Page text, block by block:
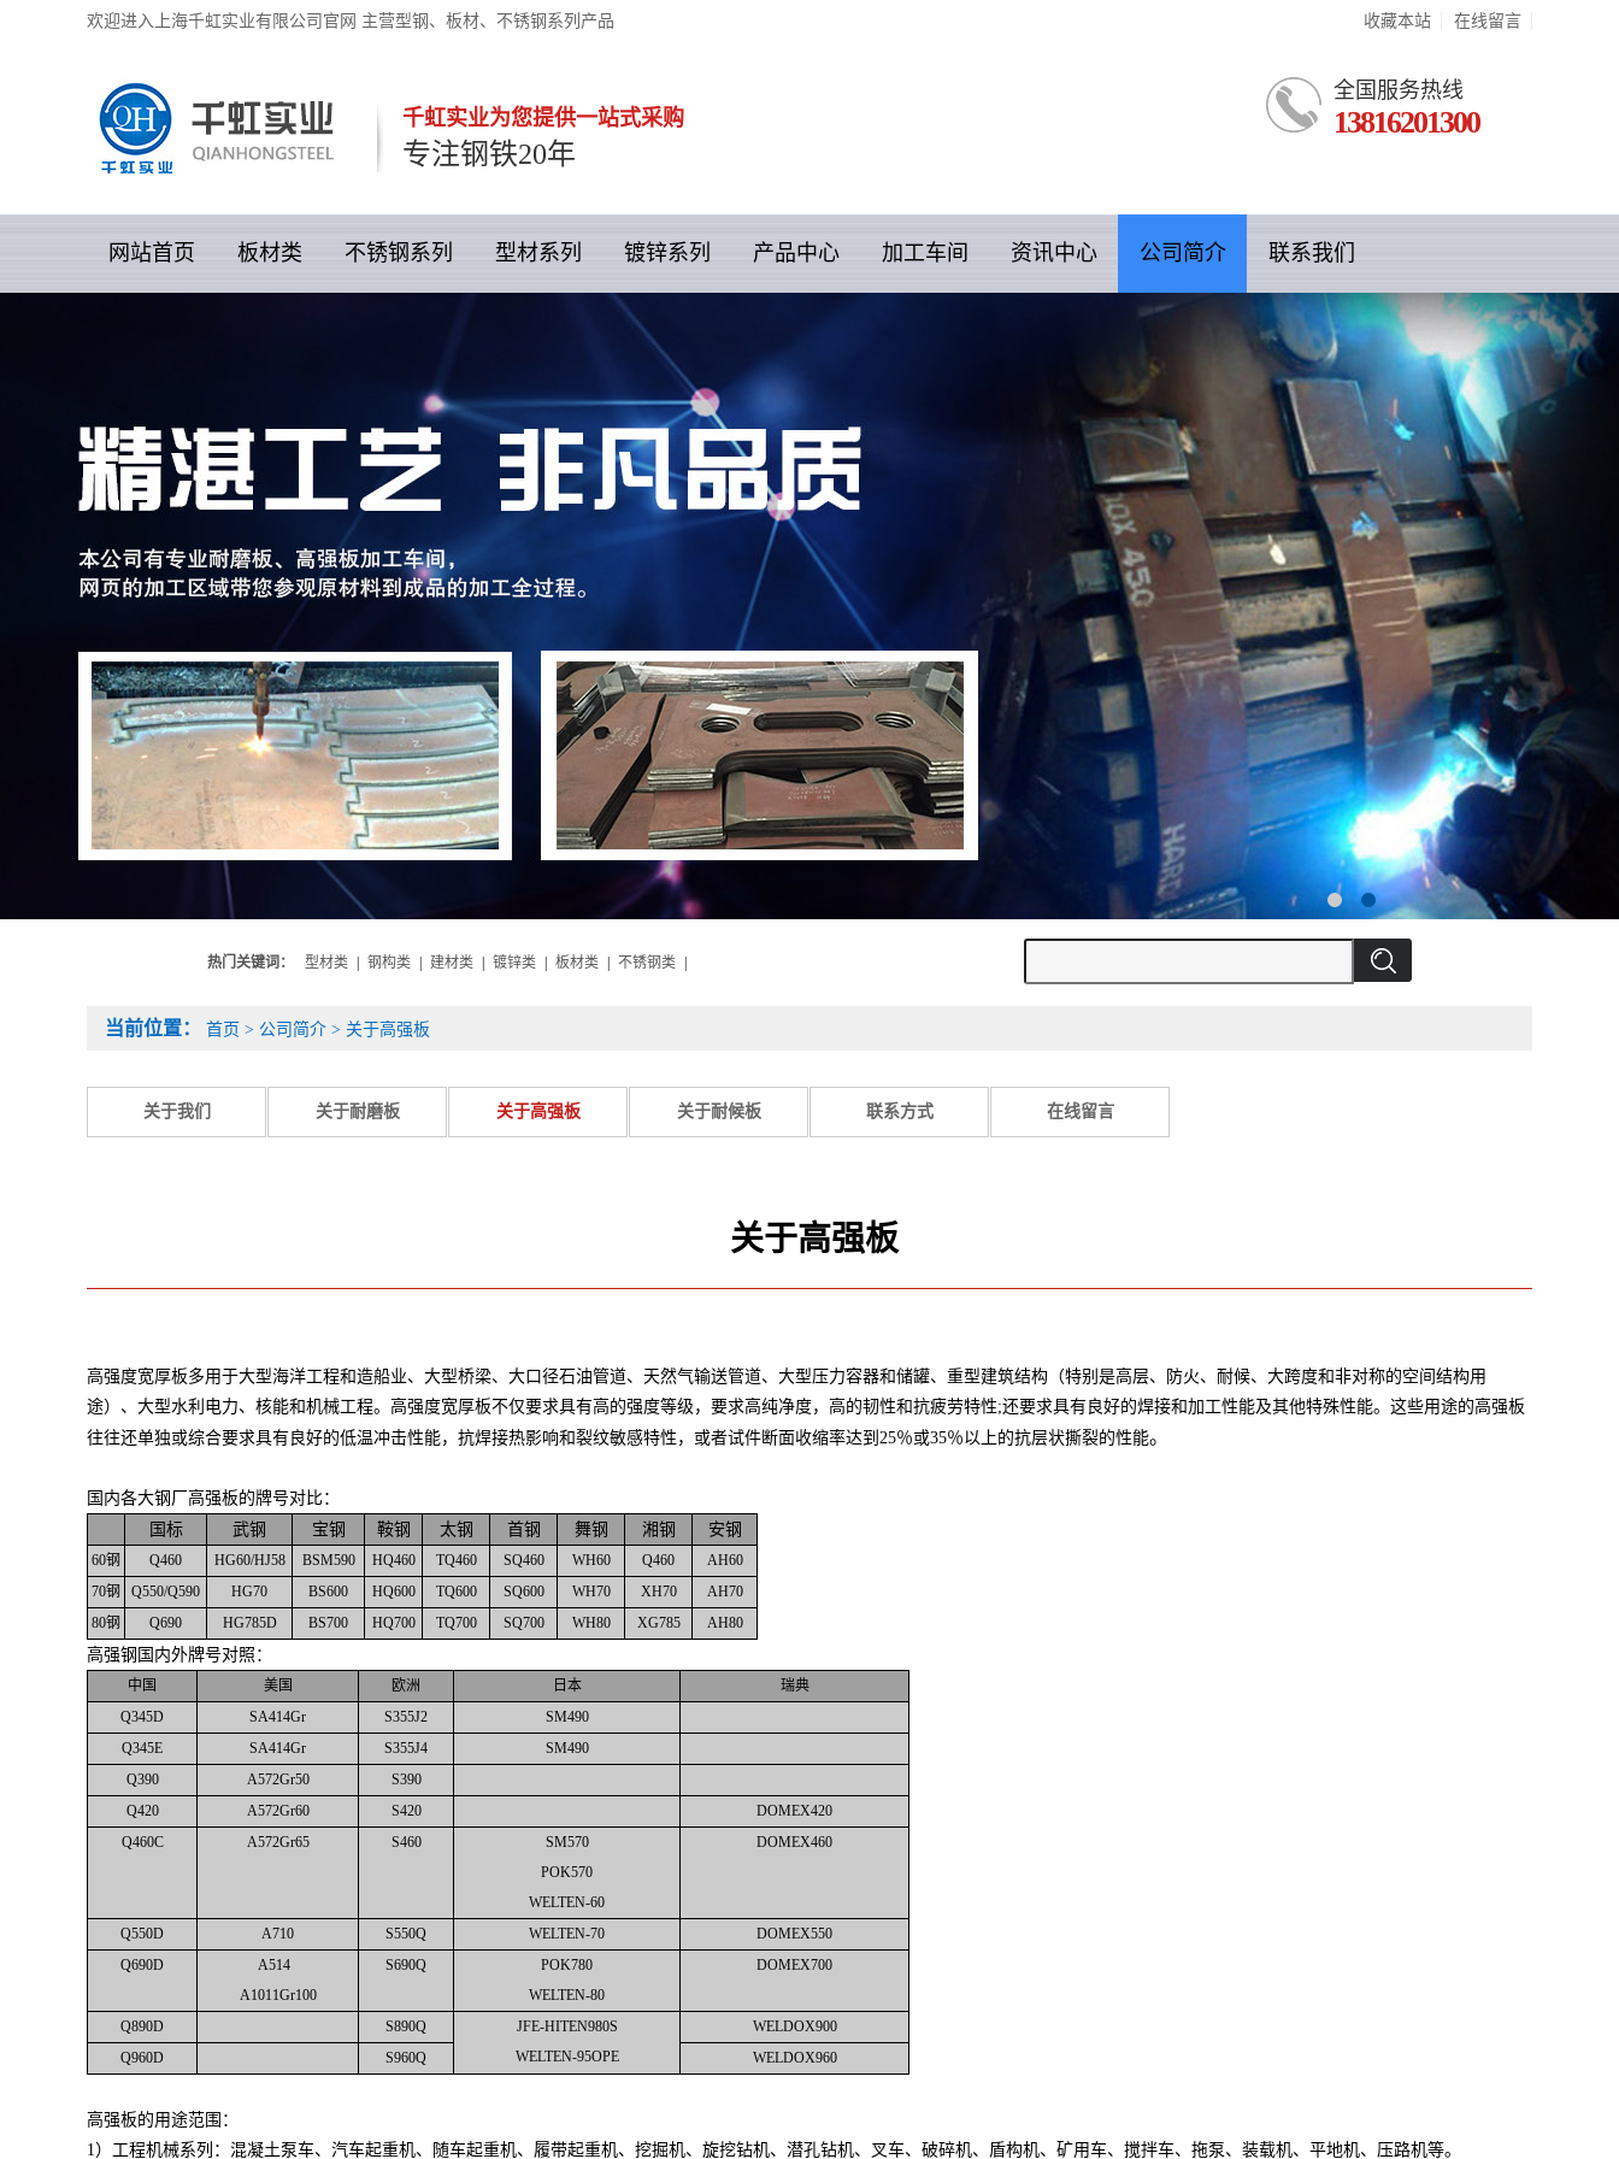
欢迎进入上海千虹实业有限公司官网 主营型钢、板材、不锈钢系列产品 收藏本站 在线留言
千虹实业为您提供一站式采购
专注钢铁20年
全国服务热线
13816201300
网站首页 板材类 不锈钢系列 型材系列 镀锌系列 产品中心 加工车间 资讯中心 公司简介 联系我们
热门关键词： 型材类 钢构类 建材类 镀锌类 板材类 不锈钢类
当前位置： 首页 > 公司简介 > 关于高强板
关于我们 关于耐磨板 关于高强板 关于耐候板 联系方式 在线留言
关于高强板
高强度宽厚板多用于大型海洋工程和造船业、大型桥梁、大口径石油管道、天然气输送管道、大型压力容器和储罐、重型建筑结构（特别是高层、防火、耐候、大跨度和非对称的空间结构用
途）、大型水利电力、核能和机械工程。高强度宽厚板不仅要求具有高的强度等级，要求高纯净度，高的韧性和抗疲劳特性;还要求具有良好的焊接和加工性能及其他特殊性能。这些用途的高强板
往往还单独或综合要求具有良好的低温冲击性能，抗焊接热影响和裂纹敏感特性，或者试件断面收缩率达到25％或35％以上的抗层状撕裂的性能。
国内各大钢厂高强板的牌号对比：
国标
武钢 宝钢 鞍钢 太钢 首钢 舞钢 湘钢 安钢
60钢 Q460 HG60/HJ58 BSM590 HQ460 TQ460 SQ460 WH60 Q460
AH60
70钢
Q550/Q590 HG70 BS600 HQ600 TQ600 SQ600 WH70 XH70
AH70
80钢
Q690 HG785D BS700 HQ700 TQ700 SQ700 WH80 XG785 AH80
高强钢国内外牌号对照：
中国 美国 欧洲 日本
瑞典
Q345D
SA414Gr S355J2
SM490
Q345E
SA414Gr S355J4
SM490
Q390
A572Gr50
S390
Q420
A572Gr60 S420
DOMEX420
Q460C
A572Gr65 S460
SM570
POK570
WELTEN-60
DOMEX460
Q550D A710 S550Q WELTEN-70
DOMEX550
Q690D
A514
A1011Gr100
S690Q
POK780
WELTEN-80
DOMEX700
Q890D S890Q
JFE-HITEN980S
WELTEN-95OPE
WELDOX900
Q960D
S960Q WELDOX960
高强板的用途范围：
1）工程机械系列：混凝土泵车、汽车起重机、随车起重机、履带起重机、挖掘机、旋挖钻机、潜孔钻机、叉车、破碎机、盾构机、矿用车、搅拌车、拖泵、装载机、平地机、压路机等。